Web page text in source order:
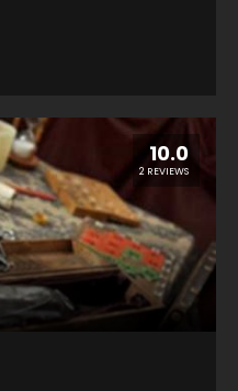
10.0
2 REVIEWS